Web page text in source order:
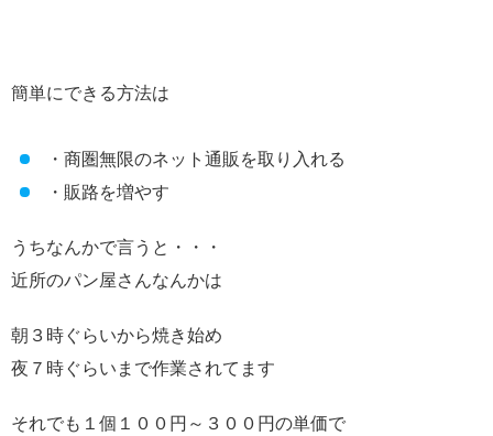
簡単にできる方法は
・商圏無限のネット通販を取り入れる
・販路を増やす
うちなんかで言うと・・・
近所のパン屋さんなんかは
朝３時ぐらいから焼き始め
夜７時ぐらいまで作業されてます
それでも１個１００円～３００円の単価で